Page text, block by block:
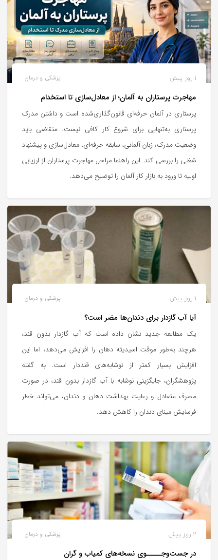
پزشکی و درمان 1 روز پیش
مهاجرت پرستاران به آلمان؛ از معادل‌سازی تا استخدام
پرستاری در آلمان حرفه‌ای قانون‌گذاری‌شده است و داشتن مدرک
پرستاری به‌تنهایی برای شروع کار کافی نیست. متقاضی باید
وضعیت مدرک، زبان آلمانی، سابقه حرفه‌ای، معادل‌سازی و پیشنهاد
شغلی را بررسی کند. این راهنما مراحل مهاجرت پرستاران از ارزیابی
اولیه تا ورود به بازار کار آلمان را توضیح می‌دهد.
پزشکی و درمان 1 روز پیش
آیا آب گازدار برای دندان‌ها مضر است؟
یک مطالعه جدید نشان داده است که آب گازدار بدون قند،
هرچند به‌طور موقت اسیدیته دهان را افزایش می‌دهد، اما این
افزایش بسیار کمتر از نوشابه‌های قنددار است. به گفته
پژوهشگران، جایگزینی نوشابه با آب گازدار بدون قند، در صورت
مصرف متعادل و رعایت بهداشت دهان و دندان، می‌تواند خطر
فرسایش مینای دندان را کاهش دهد.
پزشکی و درمان 2 روز پیش
در جست‌وجـــــوی نسخه‌های کمیاب و گران